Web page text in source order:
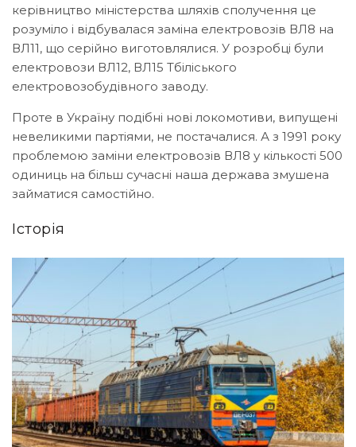
керівництво міністерства шляхів сполучення це
розуміло і відбувалася заміна електровозів ВЛ8 на
ВЛ11, що серійно виготовлялися. У розробці були
електровози ВЛ12, ВЛ15 Тбіліського
електровозобудівного заводу.
Проте в Україну подібні нові локомотиви, випущені
невеликими партіями, не постачалися. А з 1991 року
проблемою заміни електровозів ВЛ8 у кількості 500
одиниць на більш сучасні наша держава змушена
займатися самостійно.
Історія